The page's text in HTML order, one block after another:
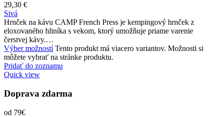
29,30 €
Sivá
Hrnček na kávu CAMP French Press je kempingový hrnček z
eloxovaného hliníka s vekom, ktorý umožňuje priame varenie
čerstvej kávy.…
Výber možností Tento produkt má viacero variantov. Možnosti si
môžete vybrať na stránke produktu.
Pridať do zoznamu
Quick view
Doprava zdarma
od 79€